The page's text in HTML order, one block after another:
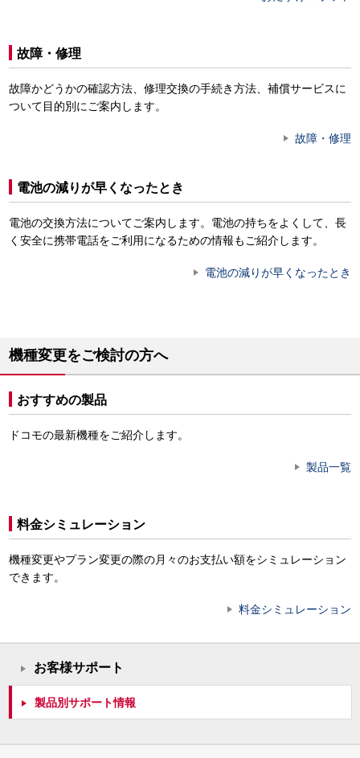
故障・修理
故障かどうかの確認方法、修理交換の手続き方法、補償サービスに
ついて目的別にご案内します。
故障・修理
電池の減りが早くなったとき
電池の交換方法についてご案内します。電池の持ちをよくして、長
く安全に携帯電話をご利用になるための情報もご紹介します。
電池の減りが早くなったとき
機種変更をご検討の方へ
おすすめの製品
ドコモの最新機種をご紹介します。
製品一覧
料金シミュレーション
機種変更やプラン変更の際の月々のお支払い額をシミュレーション
できます。
料金シミュレーション
お客様サポート
製品別サポート情報